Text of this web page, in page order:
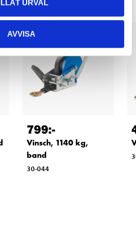
URVAL
AVVISA
799:-
Vinsch, 1140 kg,
band
30-044